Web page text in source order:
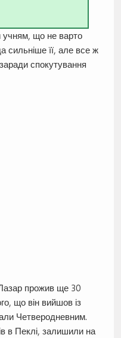
учням, що не варто
сильніше її, але все ж
спокутування
прожив ще 30
що він вийшов із
Четверодневним.
в Пеклі, залишили на